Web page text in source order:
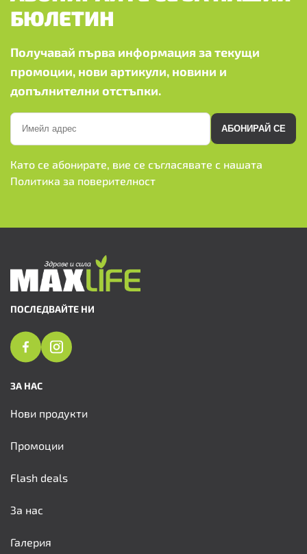
БЮЛЕТИН
Получавай първа информация за текущи
промоции, нови артикули, новини и
допълнителни отстъпки.
АБОНИРАЙ СЕ
Като се абонирате, вие се съгласявате с нашата
Политика за поверителност
ПОСЛЕДВАЙТЕ НИ
ЗА НАС
Нови продукти
Промоции
Flash deals
За нас
Галерия